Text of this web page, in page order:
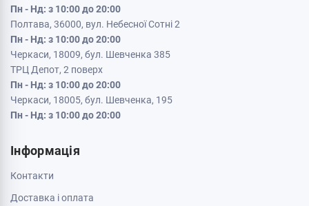
Пн - Нд: з 10:00 до 20:00
Полтава, 36000, вул. Небесної Сотні 2
Пн - Нд: з 10:00 до 20:00
Черкаси, 18009, бул. Шевченка 385
ТРЦ Депот, 2 поверх
Пн - Нд: з 10:00 до 20:00
Черкаси, 18005, бул. Шевченка, 195
Пн - Нд: з 10:00 до 20:00
Інформація
Контакти
Доставка і оплата